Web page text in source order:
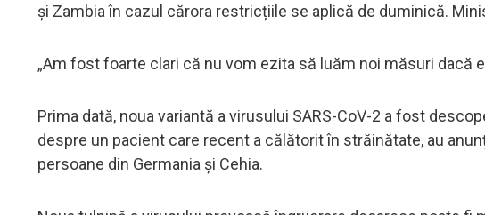
și Zambia în cazul cărora restricțiile se aplică de duminică.
„Am fost foarte clari că nu vom ezita să luăm noi măsuri dacă
Prima dată, noua variantă a virusului SARS-CoV-2 a fost
despre un pacient care recent a călătorit în străinătate, au
persoane din Germania și Cehia.